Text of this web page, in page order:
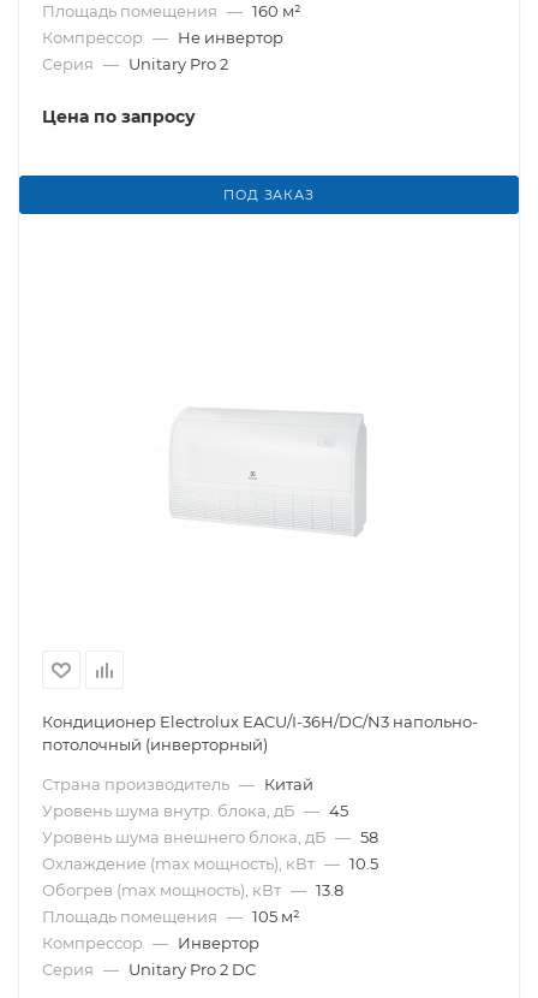
Площадь помещения — 160 м²
Компрессор — Не инвертор
Серия — Unitary Pro 2
Цена по запросу
ПОД ЗАКАЗ
Кондиционер Electrolux EACU/I-36H/DC/N3 напольно-
потолочный (инверторный)
Страна производитель — Китай
Уровень шума внутр. блока, дБ — 45
Уровень шума внешнего блока, дБ — 58
Охлаждение (max мощность), кВт — 10.5
Обогрев (max мощность), кВт — 13.8
Площадь помещения — 105 м²
Компрессор — Инвертор
Серия — Unitary Pro 2 DC